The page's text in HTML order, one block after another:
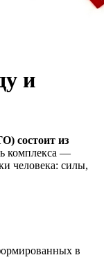
и
состоит из
комплекса —
человека: силы,
в